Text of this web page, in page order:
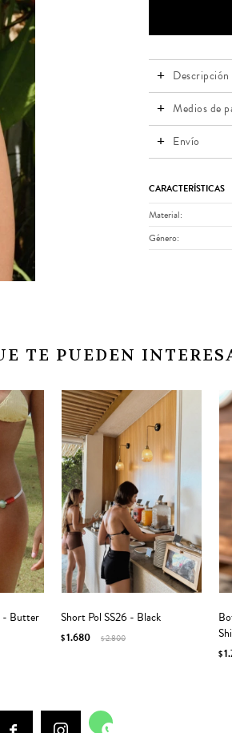
Descripción
Medios de
Envío
CARACTERÍSTICAS
Material
Género
TE PUEDEN
- Butter Short Pol SS26 - Black
$1.680 $2.800
$